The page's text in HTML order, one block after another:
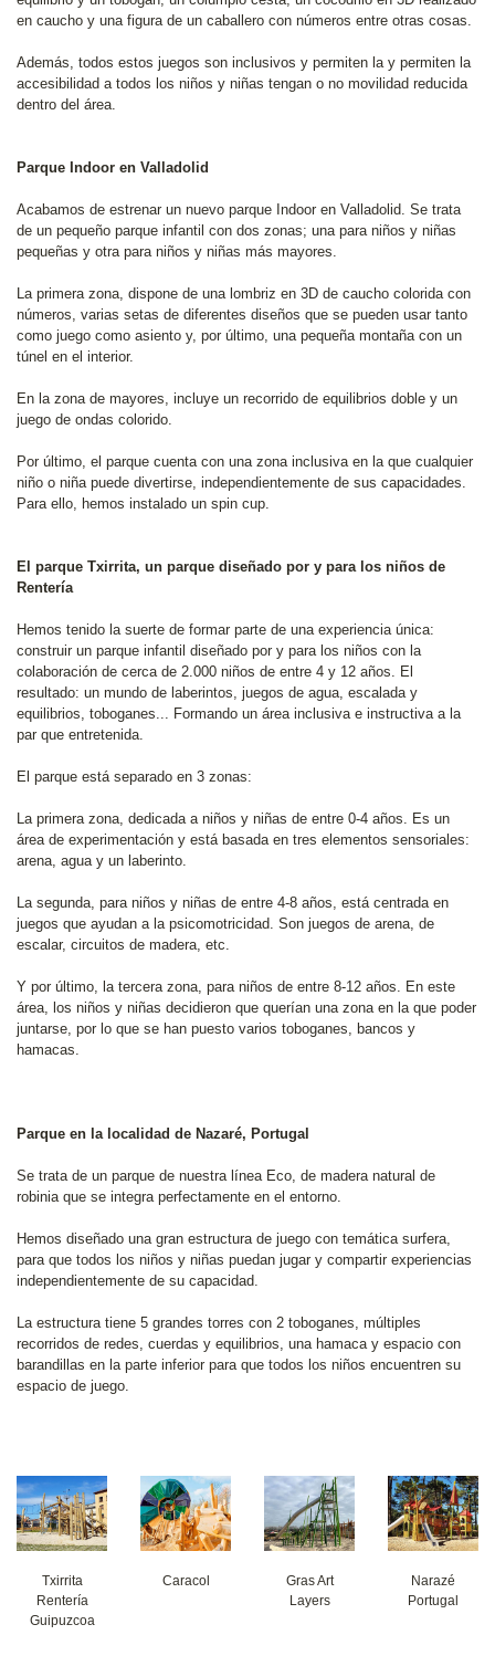
en caucho y una figura de un caballero con números entre otras cosas.
Además, todos estos juegos son inclusivos y permiten la y permiten la
accesibilidad a todos los niños y niñas tengan o no movilidad reducida
dentro del área.
Parque Indoor en Valladolid
Acabamos de estrenar un nuevo parque Indoor en Valladolid. Se trata
de un pequeño parque infantil con dos zonas; una para niños y niñas
pequeñas y otra para niños y niñas más mayores.
La primera zona, dispone de una lombriz en 3D de caucho colorida con
números, varias setas de diferentes diseños que se pueden usar tanto
como juego como asiento y, por último, una pequeña montaña con un
túnel en el interior.
En la zona de mayores, incluye un recorrido de equilibrios doble y un
juego de ondas colorido.
Por último, el parque cuenta con una zona inclusiva en la que cualquier
niño o niña puede divertirse, independientemente de sus capacidades.
Para ello, hemos instalado un spin cup.
El parque Txirrita, un parque diseñado por y para los niños de
Rentería
Hemos tenido la suerte de formar parte de una experiencia única:
construir un parque infantil diseñado por y para los niños con la
colaboración de cerca de 2.000 niños de entre 4 y 12 años. El
resultado: un mundo de laberintos, juegos de agua, escalada y
equilibrios, toboganes... Formando un área inclusiva e instructiva a la
par que entretenida.
El parque está separado en 3 zonas:
La primera zona, dedicada a niños y niñas de entre 0-4 años. Es un
área de experimentación y está basada en tres elementos sensoriales:
arena, agua y un laberinto.
La segunda, para niños y niñas de entre 4-8 años, está centrada en
juegos que ayudan a la psicomotricidad. Son juegos de arena, de
escalar, circuitos de madera, etc.
Y por último, la tercera zona, para niños de entre 8-12 años. En este
área, los niños y niñas decidieron que querían una zona en la que poder
juntarse, por lo que se han puesto varios toboganes, bancos y
hamacas.
Parque en la localidad de Nazaré, Portugal
Se trata de un parque de nuestra línea Eco, de madera natural de
robinia que se integra perfectamente en el entorno.
Hemos diseñado una gran estructura de juego con temática surfera,
para que todos los niños y niñas puedan jugar y compartir experiencias
independientemente de su capacidad.
La estructura tiene 5 grandes torres con 2 toboganes, múltiples
recorridos de redes, cuerdas y equilibrios, una hamaca y espacio con
barandillas en la parte inferior para que todos los niños encuentren su
espacio de juego.
Txirrita
Rentería
Guipuzcoa
Caracol
Gras Art
Layers
Narazé
Portugal